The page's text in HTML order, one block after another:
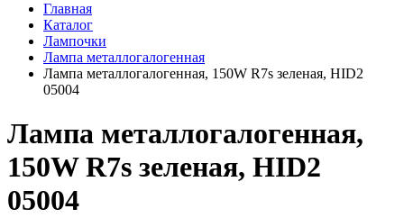
Главная
Каталог
Лампочки
Лампа металлогалогенная
Лампа металлогалогенная, 150W R7s зеленая, HID2
05004
Лампа металлогалогенная,
150W R7s зеленая, HID2
05004